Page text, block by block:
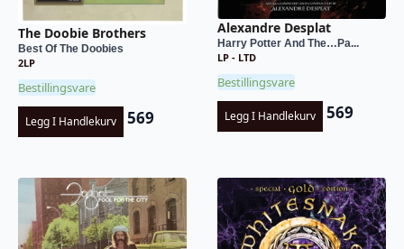
The Doobie Brothers
Best Of The Doobies
2LP
Bestillingsvare
Legg I Handlekurv 569
Alexandre Desplat
Harry Potter And The…Pa...
LP - LTD
Bestillingsvare
Legg I Handlekurv 569